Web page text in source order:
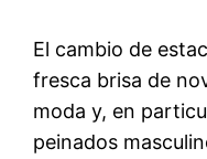
El cambio de
fresca brisa de
moda y, en
peinados